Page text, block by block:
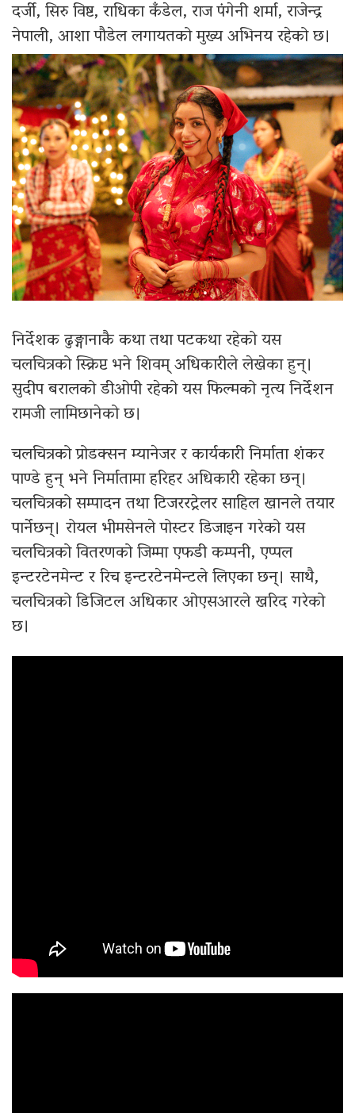
दर्जी, सिरु विष्ट, राधिका कँडेल, राज पंगेनी शर्मा, राजेन्द्र
नेपाली, आशा पौडेल लगायतको मुख्य अभिनय रहेको छ।
निर्देशक ढुङ्गानाकै कथा तथा पटकथा रहेको यस
चलचित्रको स्क्रिप्ट भने शिवम् अधिकारीले लेखेका हुन्।
सुदीप बरालको डीओपी रहेको यस फिल्मको नृत्य निर्देशन
रामजी लामिछानेको छ।
चलचित्रको प्रोडक्सन म्यानेजर र कार्यकारी निर्माता शंकर
पाण्डे हुन् भने निर्मातामा हरिहर अधिकारी रहेका छन्।
चलचित्रको सम्पादन तथा टिजररट्रेलर साहिल खानले तयार
पार्नेछन्। रोयल भीमसेनले पोस्टर डिजाइन गरेको यस
चलचित्रको वितरणको जिम्मा एफडी कम्पनी, एप्पल
इन्टरटेनमेन्ट र रिच इन्टरटेनमेन्टले लिएका छन्। साथै,
चलचित्रको डिजिटल अधिकार ओएसआरले खरिद गरेको
छ।